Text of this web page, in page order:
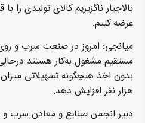
بالاجبار ناگزیریم کالای تولیدی
عرضه کنیم.
مستقیم مشغول به‌کار هستند
هزار نفر افزایش دهد.
دبیر انجمن صنایع و معادن سرب